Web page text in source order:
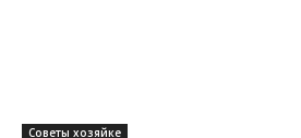
Советы хозяйке